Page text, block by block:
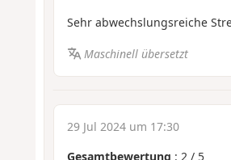
Sehr abwechslungsreiche
Maschinell übersetzt
29 Jul 2024 um 17:30
Gesamtbewertung : 2 / 5